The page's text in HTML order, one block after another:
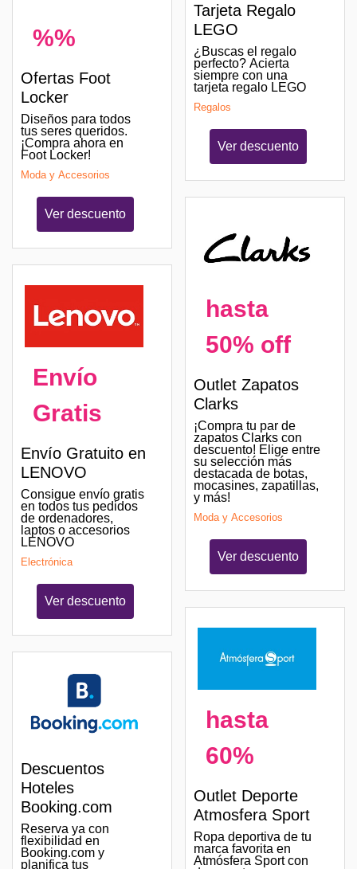
%%
Ofertas Foot
Locker
Diseños para todos
tus seres queridos.
¡Compra ahora en
Foot Locker!
Moda y Accesorios
Ver descuento
Envío
Gratis
Envío Gratuito en
LENOVO
Consigue envío gratis
en todos tus pedidos
de ordenadores,
laptos o accesorios
LENOVO
Electrónica
Ver descuento
Descuentos
Hoteles
Booking.com
Reserva ya con
flexibilidad en
Booking.com y
planifica tus
Tarjeta Regalo
LEGO
¿Buscas el regalo
perfecto? Acierta
siempre con una
tarjeta regalo LEGO
Regalos
Ver descuento
hasta
50% off
Outlet Zapatos
Clarks
¡Compra tu par de
zapatos Clarks con
descuento! Elige entre
su selección más
destacada de botas,
mocasines, zapatillas,
y más!
Moda y Accesorios
Ver descuento
hasta
60%
Outlet Deporte
Atmosfera Sport
Ropa deportiva de tu
marca favorita en
Atmósfera Sport con